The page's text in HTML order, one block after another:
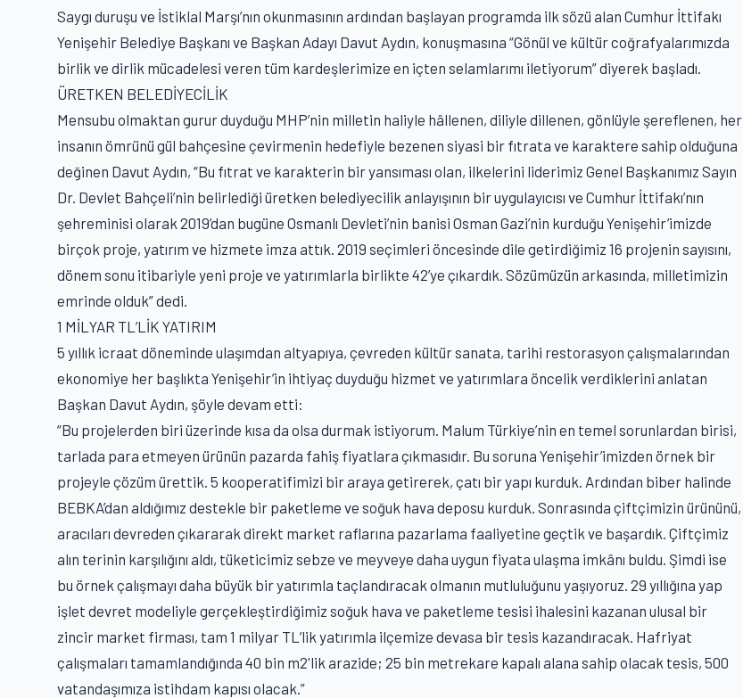
Saygı duruşu ve İstiklal Marşı’nın okunmasının ardından başlayan programda ilk sözü alan Cumhur İttifakı
Yenişehir Belediye Başkanı ve Başkan Adayı Davut Aydın, konuşmasına “Gönül ve kültür coğrafyalarımızda
birlik ve dirlik mücadelesi veren tüm kardeşlerimize en içten selamlarımı iletiyorum” diyerek başladı.
ÜRETKEN BELEDİYECİLİK
Mensubu olmaktan gurur duyduğu MHP’nin milletin haliyle hâllenen, diliyle dillenen, gönlüyle şereflenen, her
insanın ömrünü gül bahçesine çevirmenin hedefiyle bezenen siyasi bir fıtrata ve karaktere sahip olduğuna
değinen Davut Aydın, “Bu fıtrat ve karakterin bir yansıması olan, ilkelerini liderimiz Genel Başkanımız Sayın
Dr. Devlet Bahçeli’nin belirlediği üretken belediyecilik anlayışının bir uygulayıcısı ve Cumhur İttifakı’nın
şehreminisi olarak 2019’dan bugüne Osmanlı Devleti’nin banisi Osman Gazi’nin kurduğu Yenişehir’imizde
birçok proje, yatırım ve hizmete imza attık. 2019 seçimleri öncesinde dile getirdiğimiz 16 projenin sayısını,
dönem sonu itibariyle yeni proje ve yatırımlarla birlikte 42’ye çıkardık. Sözümüzün arkasında, milletimizin
emrinde olduk” dedi.
1 MİLYAR TL’LİK YATIRIM
5 yıllık icraat döneminde ulaşımdan altyapıya, çevreden kültür sanata, tarihi restorasyon çalışmalarından
ekonomiye her başlıkta Yenişehir’in ihtiyaç duyduğu hizmet ve yatırımlara öncelik verdiklerini anlatan
Başkan Davut Aydın, şöyle devam etti:
“Bu projelerden biri üzerinde kısa da olsa durmak istiyorum. Malum Türkiye’nin en temel sorunlardan birisi,
tarlada para etmeyen ürünün pazarda fahiş fiyatlara çıkmasıdır. Bu soruna Yenişehir’imizden örnek bir
projeyle çözüm ürettik. 5 kooperatifimizi bir araya getirerek, çatı bir yapı kurduk. Ardından biber halinde
BEBKA’dan aldığımız destekle bir paketleme ve soğuk hava deposu kurduk. Sonrasında çiftçimizin ürününü,
aracıları devreden çıkararak direkt market raflarına pazarlama faaliyetine geçtik ve başardık. Çiftçimiz
alın terinin karşılığını aldı, tüketicimiz sebze ve meyveye daha uygun fiyata ulaşma imkânı buldu. Şimdi ise
bu örnek çalışmayı daha büyük bir yatırımla taçlandıracak olmanın mutluluğunu yaşıyoruz. 29 yıllığına yap
işlet devret modeliyle gerçekleştirdiğimiz soğuk hava ve paketleme tesisi ihalesini kazanan ulusal bir
zincir market firması, tam 1 milyar TL’lik yatırımla ilçemize devasa bir tesis kazandıracak. Hafriyat
çalışmaları tamamlandığında 40 bin m2'lik arazide; 25 bin metrekare kapalı alana sahip olacak tesis, 500
vatandaşımıza istihdam kapısı olacak.”